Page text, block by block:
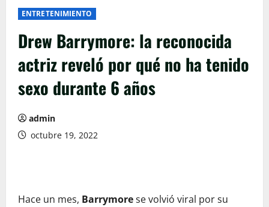
ENTRETENIMIENTO
Drew Barrymore: la reconocida
actriz reveló por qué no ha tenido
sexo durante 6 años
admin
octubre 19, 2022
Hace un mes, Barrymorese volvió viral por su